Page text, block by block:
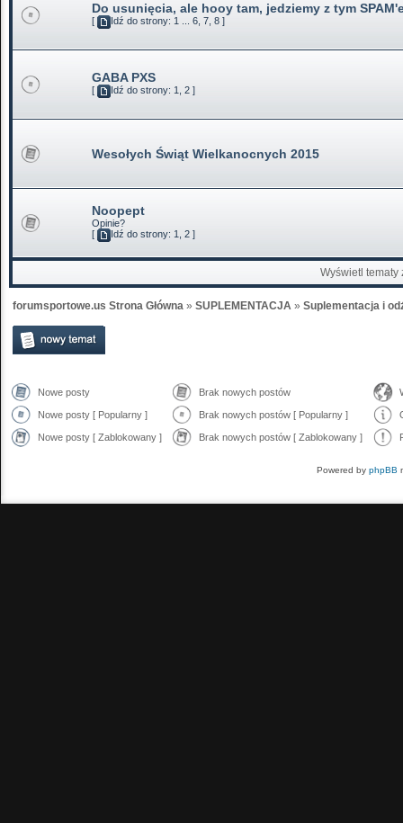
Do usunięcia, ale hooy tam, jedziemy z tym
[ Idź do strony: 1 ... 6, 7, 8 ]
GABA PXS
[ Idź do strony: 1, 2 ]
Wesołych Świąt Wielkanocnych 2015
Noopept
Opinie?
[
Idź do strony: 1, 2 ]
Wyświetl tematy
forumsportowe.us Strona Główna » SUPLEMENTACJA » Suplementacja i
Nowe posty Brak nowych postów
Nowe posty [ Popularny ] Brak nowych postów [ Popularny ]
Nowe posty [ Zablokowany ] Brak nowych postów [ Zablokowany ]
Powered by phpBB